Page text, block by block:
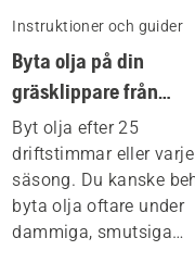
Instruktioner och guider
Byta olja på din
gräsklippare från
Husqvarna
Byt olja efter 25
driftstimmar eller varje
säsong. Du kanske
byta olja oftare under
dammiga, smutsiga